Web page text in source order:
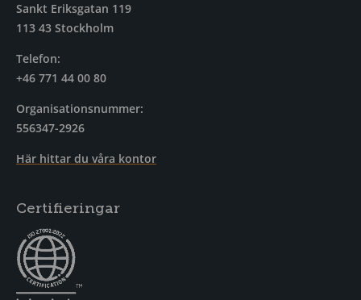
Sankt Eriksgatan 119
113 43 Stockholm
Telefon:
+46 771 44 00 80
Organisationsnummer:
556347-2926
Här hittar du våra kontor
Certifieringar